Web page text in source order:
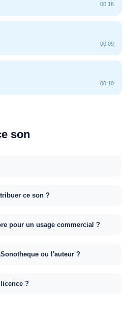
00:18
00:09
00:10
son
ce son ?
pour un usage commercial ?
ou l'auteur ?
?